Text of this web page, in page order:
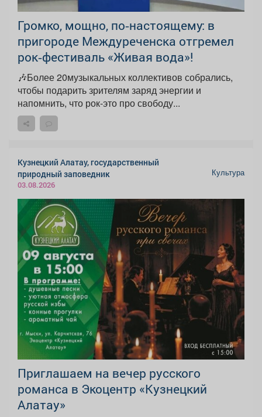
Громко, мощно, по‑настоящему: в
пригороде Междуреченска отгремел
рок‑фестиваль «Живая вода»!
🎶Более 20музыкальных коллективов собрались,
чтобы подарить зрителям заряд энергии и
напомнить, что рок-это про свободу...
Кузнецкий Алатау, государственный
природный заповедник
03.08.2026
Культура
Приглашаем на вечер русского
романса в Экоцентр «Кузнецкий
Алатау»